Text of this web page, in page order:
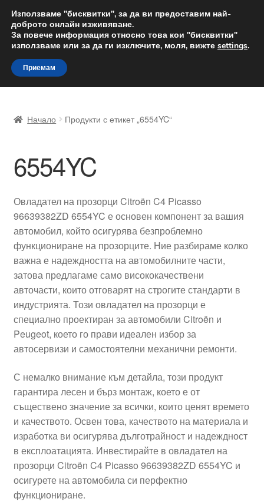
ДОСТАВКА от 12 лв.
Доставка по целия свят
Skip
to
navigation
Skip
to
content
Доставка по целия свят
Жалби
Количка
Контакт
Моята сметка
Плащанията
Политика за поверителност
Правила и условия
Процедура за рекламации
Разгледайте
Транспорт
Начало Продукти с етикет „6554YC“
6554YC
Овладател на прозорци Citroën C4 Picasso
96639382ZD 6554YC е основен компонент за вашия
автомобил, който осигурява безпроблемно
функциониране на прозорците. Ние разбираме колко
важна е надеждността на автомобилните части,
затова предлагаме само висококачествени
авточасти, които отговарят на строгите стандарти в
индустрията. Този овладател на прозорци е
специално проектиран за автомобили Citroën и
Peugeot, което го прави идеален избор за
автосервизи и самостоятелни механични ремонти.
С немалко внимание към детайла, този продукт
гарантира лесен и бърз монтаж, което е от
съществено значение за всички, които ценят времето
и качеството. Освен това, качеството на материала и
изработка ви осигурява дълготрайност и надеждност
в експлоатацията. Инвестирайте в овладател на
прозорци Citroën C4 Picasso 96639382ZD 6554YC и
осигурете на автомобила си перфектно
функциониране.
Използваме "бисквитки", за да ви предоставим най-
доброто онлайн изживяване.
За повече информация относно това кои "бисквитки"
използваме или за да ги изключите, моля, вижте settings.
Приемам